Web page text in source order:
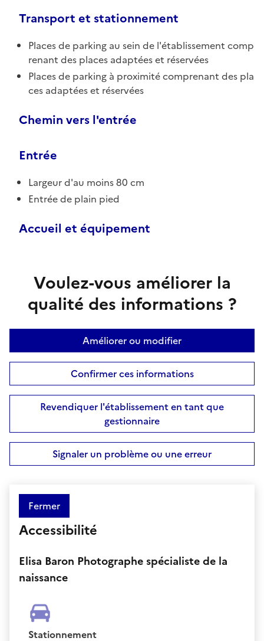
Transport et stationnement
Places de parking au sein de l'établissement comp
renant des places adaptées et réservées
Places de parking à proximité comprenant des pla
ces adaptées et réservées
Chemin vers l'entrée
Entrée
Largeur d'au moins 80 cm
Entrée de plain pied
Accueil et équipement
Voulez-vous améliorer la
qualité des informations ?
Améliorer ou modifier
Confirmer ces informations
Revendiquer l'établissement en tant que
gestionnaire
Signaler un problème ou une erreur
Fermer
Accessibilité
Elisa Baron Photographe spécialiste de la
naissance
Stationnement